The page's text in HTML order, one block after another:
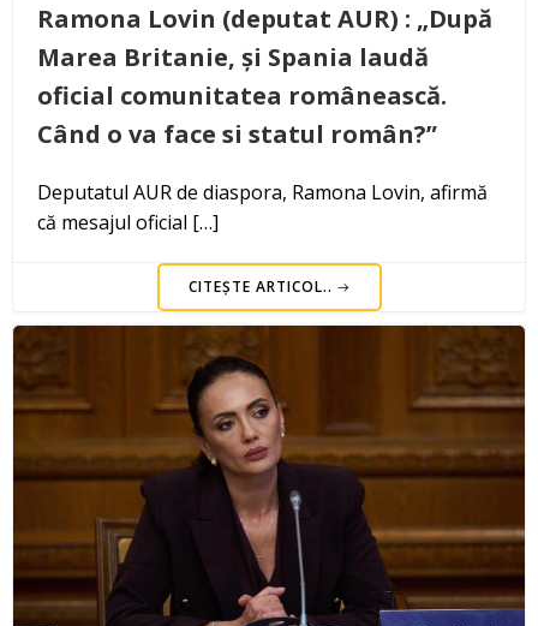
Ramona Lovin (deputat AUR) : „După
Marea Britanie, și Spania laudă
oficial comunitatea românească.
Când o va face si statul român?”
Deputatul AUR de diaspora, Ramona Lovin, afirmă
că mesajul oficial […]
CITEȘTE ARTICOL..